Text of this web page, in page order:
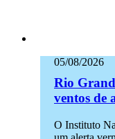
05/08/2026
Rio
ventos de
O Instituto